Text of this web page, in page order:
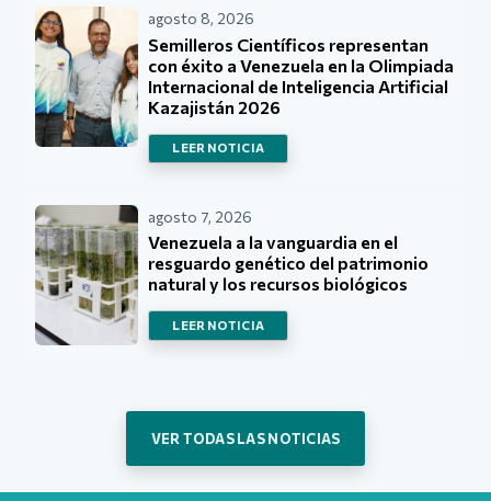
agosto 8, 2026
Semilleros Científicos representan
con éxito a Venezuela en la Olimpiada
Internacional de Inteligencia Artificial
Kazajistán 2026
LEER NOTICIA
agosto 7, 2026
Venezuela a la vanguardia en el
resguardo genético del patrimonio
natural y los recursos biológicos
LEER NOTICIA
VER TODAS LAS NOTICIAS